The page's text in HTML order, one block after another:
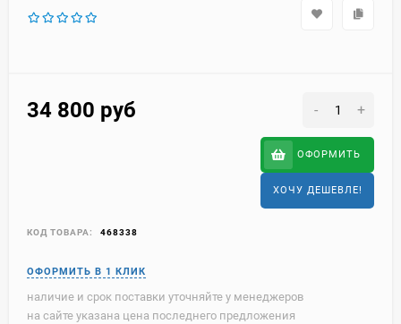
34 800 руб - +
ОФОРМИТЬ
ХОЧУ ДЕШЕВЛЕ!
КОД ТОВАРА: 468338
наличие и срок поставки уточняйте у менеджеров
на сайте указана цена последнего предложения